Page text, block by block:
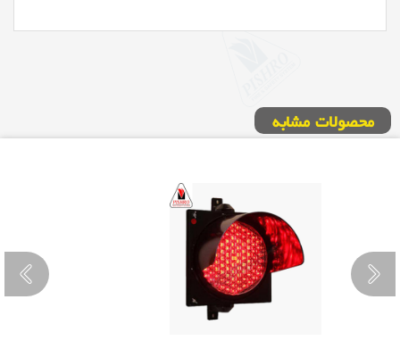
محصولات مشابه